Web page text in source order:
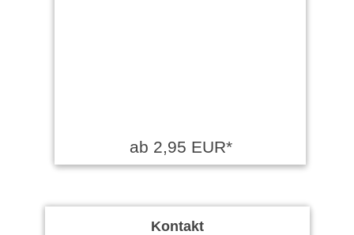
ab 2,95 EUR*
Kontakt